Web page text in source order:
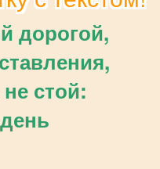
дорогой,
стой: